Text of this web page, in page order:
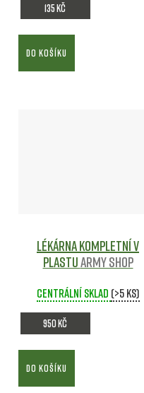
135 Kč
DO KOŠÍKU
Lékárna kompletní v
plastuArmy shop
Centrální sklad (>5 ks)
950 Kč
DO KOŠÍKU